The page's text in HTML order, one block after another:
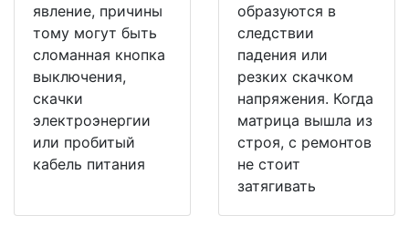
явление, причины
тому могут быть
сломанная кнопка
выключения,
скачки
электроэнергии
или пробитый
кабель питания
образуются в
следствии
падения или
резких скачком
напряжения. Когда
матрица вышла из
строя, с ремонтов
не стоит
затягивать